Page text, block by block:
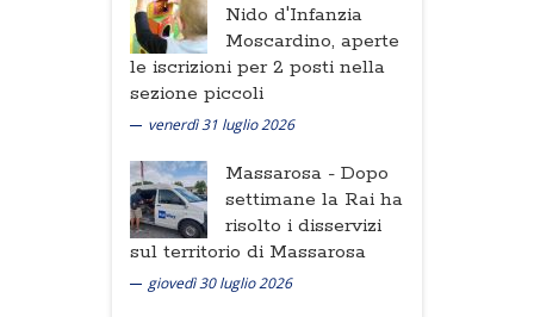
Nido d'Infanzia
Moscardino, aperte
le iscrizioni per 2 posti nella
sezione piccoli
venerdì 31 luglio 2026
Massarosa - Dopo
settimane la Rai ha
risolto i disservizi
sul territorio di Massarosa
giovedì 30 luglio 2026